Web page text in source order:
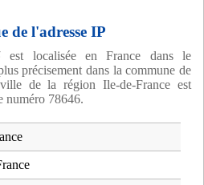
de l'adresse IP
est localisée en France dans le
précisement dans la commune de
de la région Ile-de-France est
numéro 78646.